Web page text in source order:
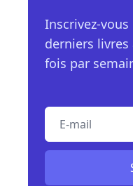
Inscrivez-
derniers
fois par